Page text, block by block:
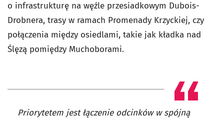
o infrastrukturę na węźle przesiadkowym Dubois-
Drobnera, trasy w ramach Promenady Krzyckiej, czy
połączenia między osiedlami, takie jak kładka nad
Ślęzą pomiędzy Muchoborami.
Priorytetem jest łączenie odcinków w spójną